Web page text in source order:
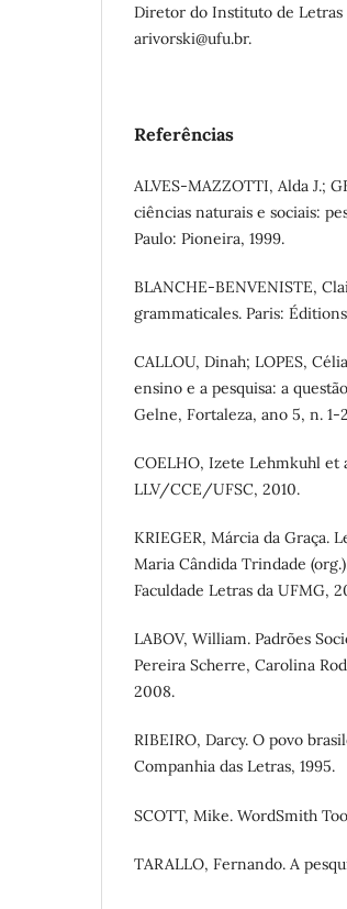
Diretor do Instituto de Letras
arivorski@ufu.br.
Referências
ALVES-MAZZOTTI, Alda J.;
ciências naturais e sociais:
Paulo: Pioneira, 1999.
BLANCHE-BENVENISTE,
grammaticales. Paris: Éditions
CALLOU, Dinah; LOPES,
ensino e a pesquisa: a
Gelne, Fortaleza, ano 5, n. 1-
COELHO, Izete Lehmkuhl et
LLV/CCE/UFSC, 2010.
KRIEGER, Márcia da Graça.
Maria Cândida Trindade
Faculdade Letras da UFMG,
LABOV, William. Padrões
Pereira Scherre, Carolina
2008.
RIBEIRO, Darcy. O povo
Companhia das Letras, 1995.
SCOTT, Mike. WordSmith
TARALLO, Fernando. A